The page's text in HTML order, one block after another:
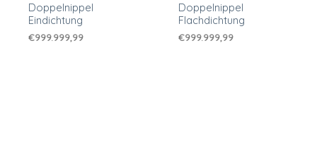
Doppelnippel
Eindichtung
€999.999,99
Doppelnippel
Flachdichtung
€999.999,99